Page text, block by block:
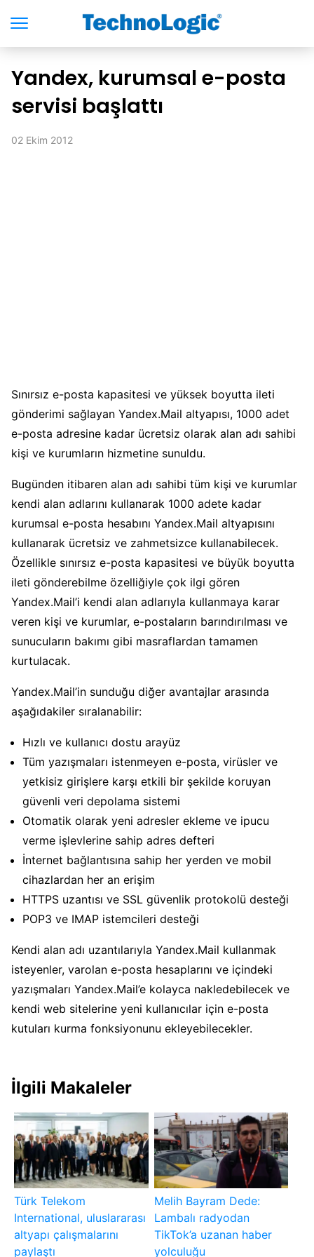
Yandex, kurumsal e-posta
servisi başlattı
02 Ekim 2012
Sınırsız e-posta kapasitesi ve yüksek boyutta ileti
gönderimi sağlayan Yandex.Mail altyapısı, 1000 adet
e-posta adresine kadar ücretsiz olarak alan adı sahibi
kişi ve kurumların hizmetine sunuldu.
Bugünden itibaren alan adı sahibi tüm kişi ve kurumlar
kendi alan adlarını kullanarak 1000 adete kadar
kurumsal e-posta hesabını Yandex.Mail altyapısını
kullanarak ücretsiz ve zahmetsizce kullanabilecek.
Özellikle sınırsız e-posta kapasitesi ve büyük boyutta
ileti gönderebilme özelliğiyle çok ilgi gören
Yandex.Mail’i kendi alan adlarıyla kullanmaya karar
veren kişi ve kurumlar, e-postaların barındırılması ve
sunucuların bakımı gibi masraflardan tamamen
kurtulacak.
Yandex.Mail’in sunduğu diğer avantajlar arasında
aşağıdakiler sıralanabilir:
Hızlı ve kullanıcı dostu arayüz
Tüm yazışmaları istenmeyen e-posta, virüsler ve
yetkisiz girişlere karşı etkili bir şekilde koruyan
güvenli veri depolama sistemi
Otomatik olarak yeni adresler ekleme ve ipucu
verme işlevlerine sahip adres defteri
İnternet bağlantısına sahip her yerden ve mobil
cihazlardan her an erişim
HTTPS uzantısı ve SSL güvenlik protokolü desteği
POP3 ve IMAP istemcileri desteği
Kendi alan adı uzantılarıyla Yandex.Mail kullanmak
isteyenler, varolan e-posta hesaplarını ve içindeki
yazışmaları Yandex.Mail’e kolayca nakledebilecek ve
kendi web sitelerine yeni kullanıcılar için e-posta
kutuları kurma fonksiyonunu ekleyebilecekler.
İlgili Makaleler
Türk Telekom
International, uluslararası
altyapı çalışmalarını
paylaştı
Melih Bayram Dede:
Lambalı radyodan
TikTok’a uzanan haber
yolculuğu